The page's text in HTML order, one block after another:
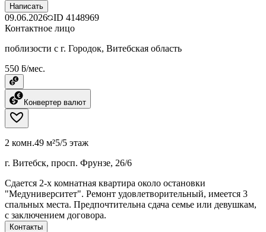
Написать
09.06.2026 ID 4148969
Контактное лицо
поблизости с г. Городок, Витебская область
550 ƃ/мес.
Конвертер валют
2 комн.49 м²5/5 этаж
г. Витебск, просп. Фрунзе, 26/6
Сдается 2-х комнатная квартира около остановки
"Медуниверситет". Ремонт удовлетворительный, имеется 3
спальных места. Предпочтительна сдача семье или девушкам,
с заключением договора.
Контакты